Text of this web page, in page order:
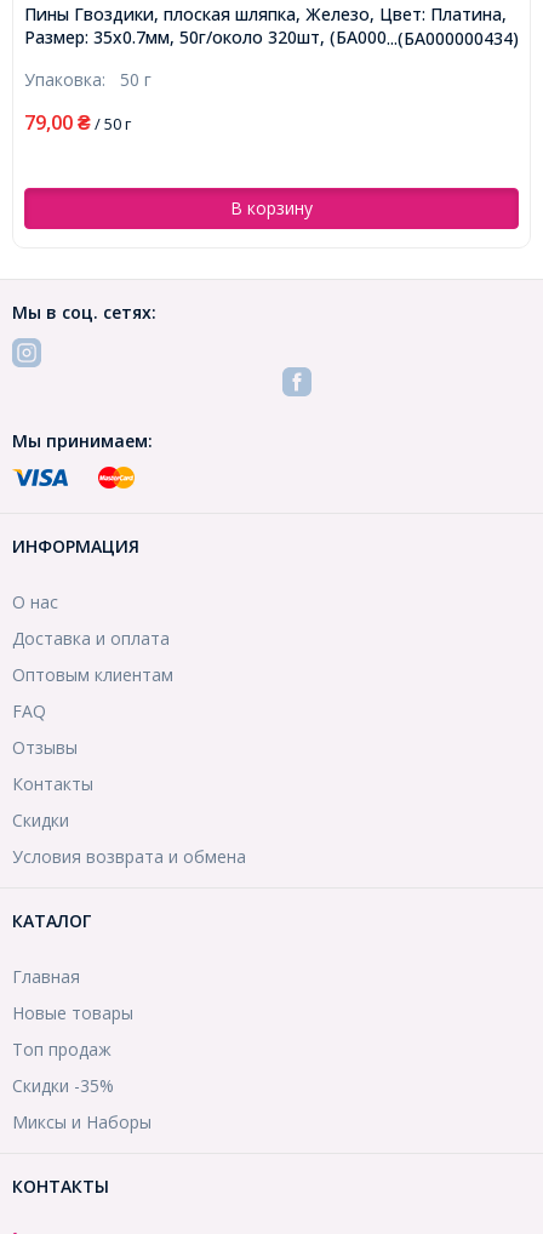
...(БА000000434)
Пины Гвоздики, плоская шляпка, Железо, Цвет: Платина,
Размер: 35х0.7мм, 50г/около 320шт, (БА000000434)
Упаковка: 50 г
79,00 ₴/ 50 г
В корзину
Мы в соц. сетях:
Мы принимаем:
ИНФОРМАЦИЯ
О нас
Доставка и оплата
Оптовым клиентам
FAQ
Отзывы
Контакты
Скидки
Условия возврата и обмена
КАТАЛОГ
Главная
Новые товары
Топ продаж
Скидки -35%
Миксы и Наборы
КОНТАКТЫ